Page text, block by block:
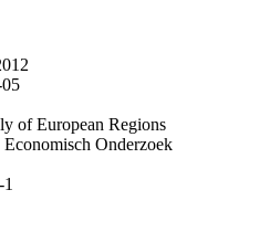
of European Regions
Onderzoek